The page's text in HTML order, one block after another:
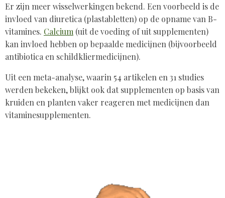
Er zijn meer wisselwerkingen bekend. Een voorbeeld is de
invloed van diuretica (plastabletten) op de opname van B-
vitamines. Calcium (uit de voeding of uit supplementen)
kan invloed hebben op bepaalde medicijnen (bijvoorbeeld
antibiotica en schildkliermedicijnen).
Uit een meta-analyse, waarin 54 artikelen en 31 studies
werden bekeken, blijkt ook dat supplementen op basis van
kruiden en planten vaker reageren met medicijnen dan
vitaminesupplementen.